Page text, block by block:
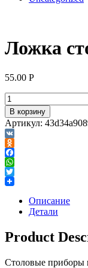
Ложка
55.00 Р
В корзину
Артикул:
VK
Odnoklassniki
Facebook
WhatsApp
Twitter
Описание
Детали
Product
Столовые приборы